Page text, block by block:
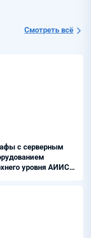
Смотреть всё
с серверным
уровня АИИС -